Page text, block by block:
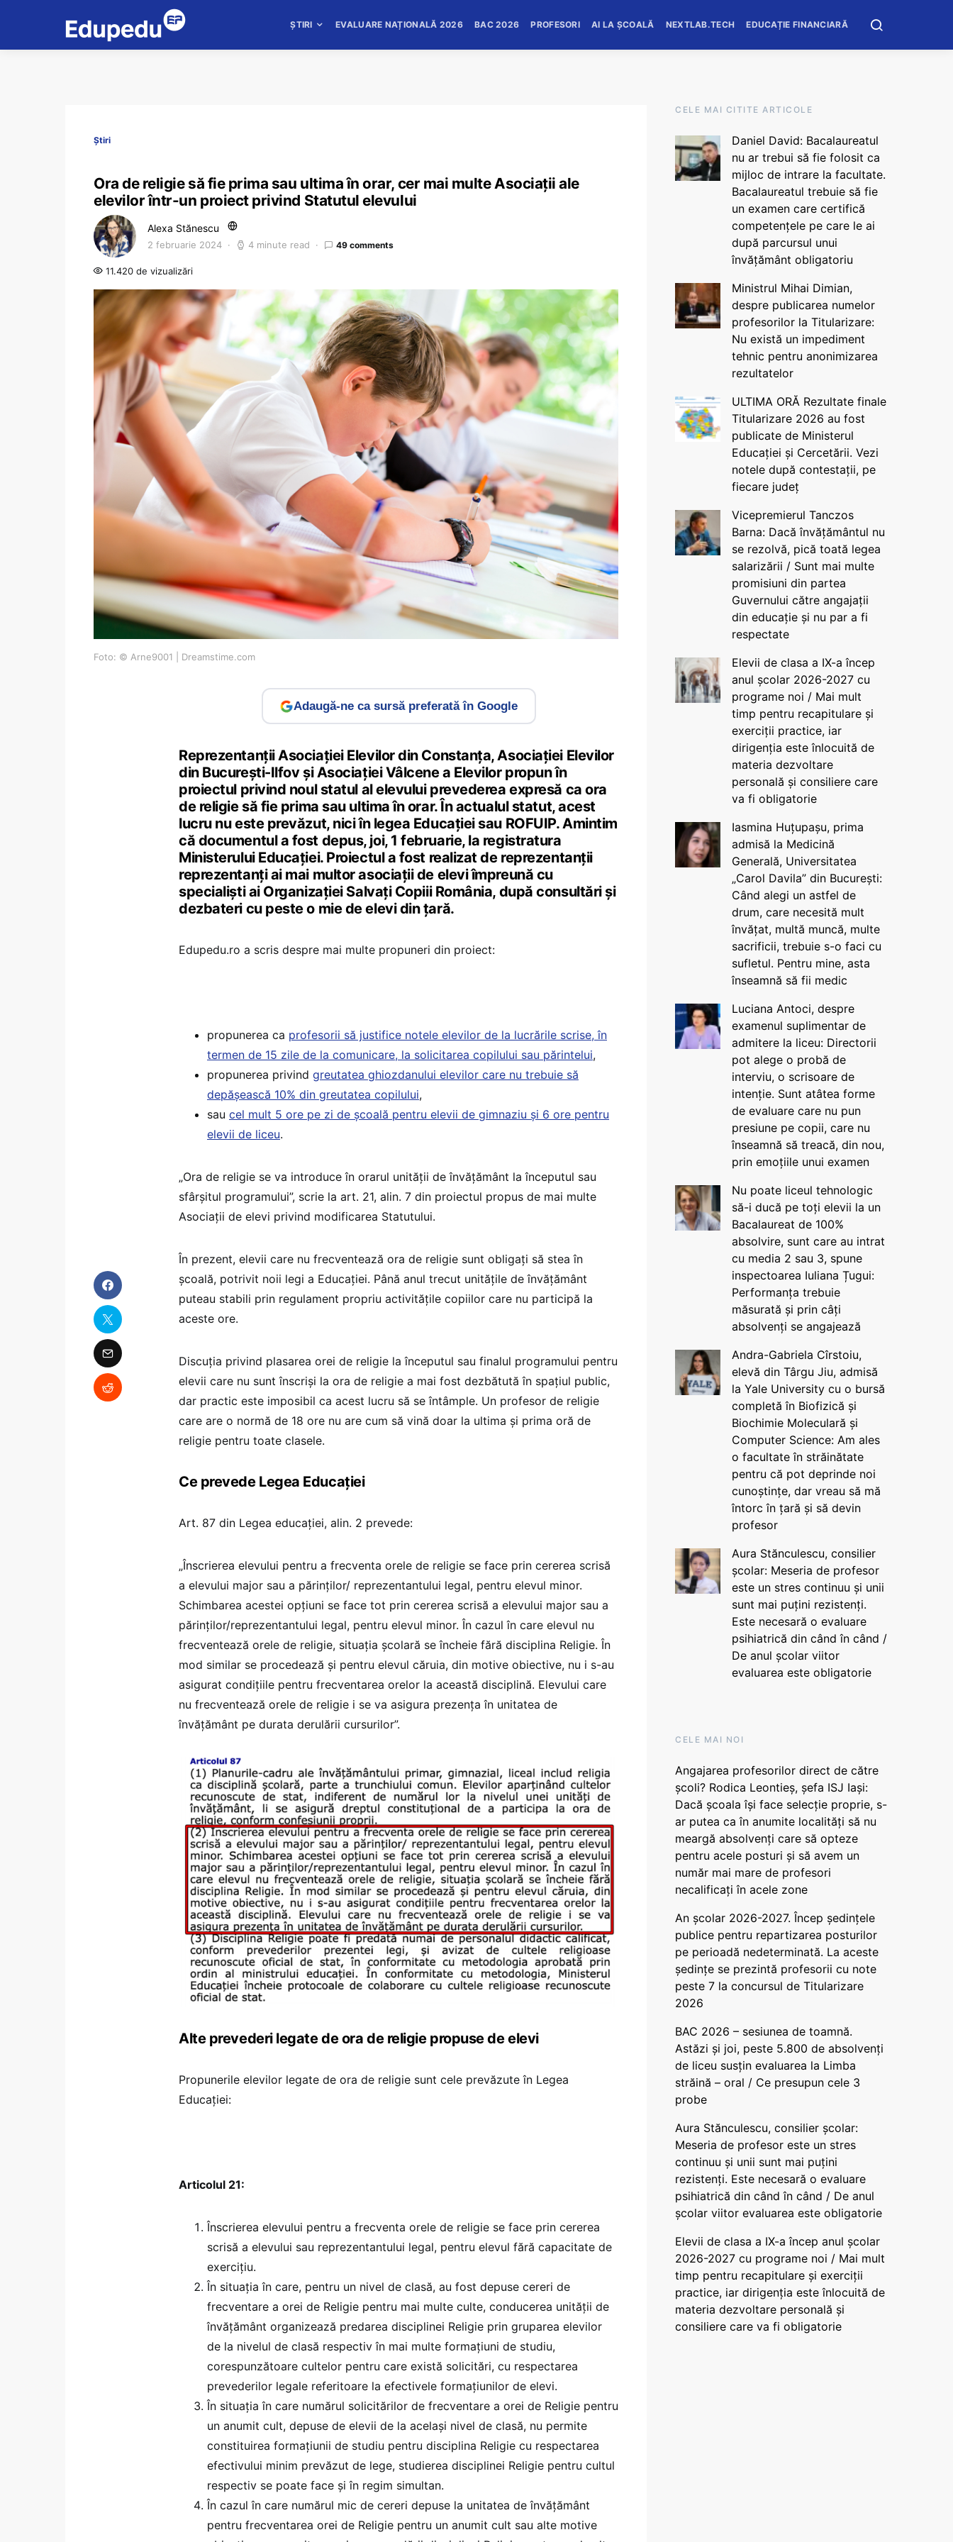
ȘTIRI EVALUARE NAȚIONALĂ 2026 BAC 2026 PROFESORI AI LA ȘCOALĂ NEXTLAB.TECH EDUCAȚIE FINANCIARĂ
Știri
Ora de religie să fie prima sau ultima în orar, cer mai multe Asociații ale
elevilor într-un proiect privind Statutul elevului
Alexa Stănescu
2 februarie 2024 4 minute read 49 comments
11.420 de vizualizări
Foto: © Arne9001 | Dreamstime.com
Adaugă-ne ca sursă preferată în Google
Reprezentanții Asociației Elevilor din Constanța, Asociației Elevilor
din București-Ilfov și Asociației Vâlcene a Elevilor propun în
proiectul privind noul statul al elevului prevederea expresă ca ora
de religie să fie prima sau ultima în orar. În actualul statut, acest
lucru nu este prevăzut, nici în legea Educației sau ROFUIP. Amintim
că documentul a fost depus, joi, 1 februarie, la registratura
Ministerului Educației. Proiectul a fost realizat de reprezentanții
reprezentanți ai mai multor asociații de elevi împreună cu
specialiști ai Organizației Salvați Copiii România, după consultări și
dezbateri cu peste o mie de elevi din țară.
Edupedu.ro a scris despre mai multe propuneri din proiect:
propunerea ca profesorii să justifice notele elevilor de la lucrările scrise, în
termen de 15 zile de la comunicare, la solicitarea copilului sau părintelui,
propunerea privind greutatea ghiozdanului elevilor care nu trebuie să
depășească 10% din greutatea copilului,
sau cel mult 5 ore pe zi de școală pentru elevii de gimnaziu și 6 ore pentru
elevii de liceu.
„Ora de religie se va introduce în orarul unității de învățământ la începutul sau
sfârșitul programului”, scrie la art. 21, alin. 7 din proiectul propus de mai multe
Asociații de elevi privind modificarea Statutului.
În prezent, elevii care nu frecventează ora de religie sunt obligați să stea în
școală, potrivit noii legi a Educației. Până anul trecut unitățile de învățământ
puteau stabili prin regulament propriu activitățile copiilor care nu participă la
aceste ore.
Discuția privind plasarea orei de religie la începutul sau finalul programului pentru
elevii care nu sunt înscriși la ora de religie a mai fost dezbătută în spațiul public,
dar practic este imposibil ca acest lucru să se întâmple. Un profesor de religie
care are o normă de 18 ore nu are cum să vină doar la ultima și prima oră de
religie pentru toate clasele.
Ce prevede Legea Educației
Art. 87 din Legea educației, alin. 2 prevede:
„Înscrierea elevului pentru a frecventa orele de religie se face prin cererea scrisă
a elevului major sau a părinților/ reprezentantului legal, pentru elevul minor.
Schimbarea acestei opțiuni se face tot prin cererea scrisă a elevului major sau a
părinților/reprezentantului legal, pentru elevul minor. În cazul în care elevul nu
frecventează orele de religie, situația școlară se încheie fără disciplina Religie. În
mod similar se procedează și pentru elevul căruia, din motive obiective, nu i s-au
asigurat condițiile pentru frecventarea orelor la această disciplină. Elevului care
nu frecventează orele de religie i se va asigura prezența în unitatea de
învățământ pe durata derulării cursurilor”.
Alte prevederi legate de ora de religie propuse de elevi
Propunerile elevilor legate de ora de religie sunt cele prevăzute în Legea
Educației:
Articolul 21:
Înscrierea elevului pentru a frecventa orele de religie se face prin cererea
scrisă a elevului sau reprezentantului legal, pentru elevul fără capacitate de
exercițiu.
În situaţia în care, pentru un nivel de clasă, au fost depuse cereri de
frecventare a orei de Religie pentru mai multe culte, conducerea unităţii de
învăţământ organizează predarea disciplinei Religie prin gruparea elevilor
de la nivelul de clasă respectiv în mai multe formaţiuni de studiu,
corespunzătoare cultelor pentru care există solicitări, cu respectarea
prevederilor legale referitoare la efectivele formaţiunilor de elevi.
În situaţia în care numărul solicitărilor de frecventare a orei de Religie pentru
un anumit cult, depuse de elevii de la acelaşi nivel de clasă, nu permite
constituirea formaţiunii de studiu pentru disciplina Religie cu respectarea
efectivului minim prevăzut de lege, studierea disciplinei Religie pentru cultul
respectiv se poate face şi în regim simultan.
În cazul în care numărul mic de cereri depuse la unitatea de învăţământ
pentru frecventarea orei de Religie pentru un anumit cult sau alte motive
CELE MAI CITITE ARTICOLE
Daniel David: Bacalaureatul
nu ar trebui să fie folosit ca
mijloc de intrare la facultate.
Bacalaureatul trebuie să fie
un examen care certifică
competențele pe care le ai
după parcursul unui
învățământ obligatoriu
Ministrul Mihai Dimian,
despre publicarea numelor
profesorilor la Titularizare:
Nu există un impediment
tehnic pentru anonimizarea
rezultatelor
ULTIMA ORĂ Rezultate finale
Titularizare 2026 au fost
publicate de Ministerul
Educației și Cercetării. Vezi
notele după contestații, pe
fiecare județ
Vicepremierul Tanczos
Barna: Dacă învățământul nu
se rezolvă, pică toată legea
salarizării / Sunt mai multe
promisiuni din partea
Guvernului către angajații
din educație și nu par a fi
respectate
Elevii de clasa a IX-a încep
anul școlar 2026-2027 cu
programe noi / Mai mult
timp pentru recapitulare și
exerciții practice, iar
dirigenția este înlocuită de
materia dezvoltare
personală și consiliere care
va fi obligatorie
Iasmina Huțupașu, prima
admisă la Medicină
Generală, Universitatea
„Carol Davila” din București:
Când alegi un astfel de
drum, care necesită mult
învățat, multă muncă, multe
sacrificii, trebuie s-o faci cu
sufletul. Pentru mine, asta
înseamnă să fii medic
Luciana Antoci, despre
examenul suplimentar de
admitere la liceu: Directorii
pot alege o probă de
interviu, o scrisoare de
intenție. Sunt atâtea forme
de evaluare care nu pun
presiune pe copii, care nu
înseamnă să treacă, din nou,
prin emoțiile unui examen
Nu poate liceul tehnologic
să-i ducă pe toți elevii la un
Bacalaureat de 100%
absolvire, sunt care au intrat
cu media 2 sau 3, spune
inspectoarea Iuliana Țugui:
Performanța trebuie
măsurată și prin câți
absolvenți se angajează
Andra-Gabriela Cîrstoiu,
elevă din Târgu Jiu, admisă
la Yale University cu o bursă
completă în Biofizică și
Biochimie Moleculară și
Computer Science: Am ales
o facultate în străinătate
pentru că pot deprinde noi
cunoștințe, dar vreau să mă
întorc în țară și să devin
profesor
Aura Stănculescu, consilier
școlar: Meseria de profesor
este un stres continuu și unii
sunt mai puțini rezistenți.
Este necesară o evaluare
psihiatrică din când în când /
De anul școlar viitor
evaluarea este obligatorie
CELE MAI NOI
Angajarea profesorilor direct de către
școli? Rodica Leontieș, șefa ISJ Iași:
Dacă școala își face selecție proprie, s-
ar putea ca în anumite localități să nu
meargă absolvenți care să opteze
pentru acele posturi și să avem un
număr mai mare de profesori
necalificați în acele zone
An școlar 2026-2027. Încep ședințele
publice pentru repartizarea posturilor
pe perioadă nedeterminată. La aceste
ședințe se prezintă profesorii cu note
peste 7 la concursul de Titularizare
2026
BAC 2026 – sesiunea de toamnă.
Astăzi și joi, peste 5.800 de absolvenți
de liceu susțin evaluarea la Limba
străină – oral / Ce presupun cele 3
probe
Aura Stănculescu, consilier școlar:
Meseria de profesor este un stres
continuu și unii sunt mai puțini
rezistenți. Este necesară o evaluare
psihiatrică din când în când / De anul
școlar viitor evaluarea este obligatorie
Elevii de clasa a IX-a încep anul școlar
2026-2027 cu programe noi / Mai mult
timp pentru recapitulare și exerciții
practice, iar dirigenția este înlocuită de
materia dezvoltare personală și
consiliere care va fi obligatorie